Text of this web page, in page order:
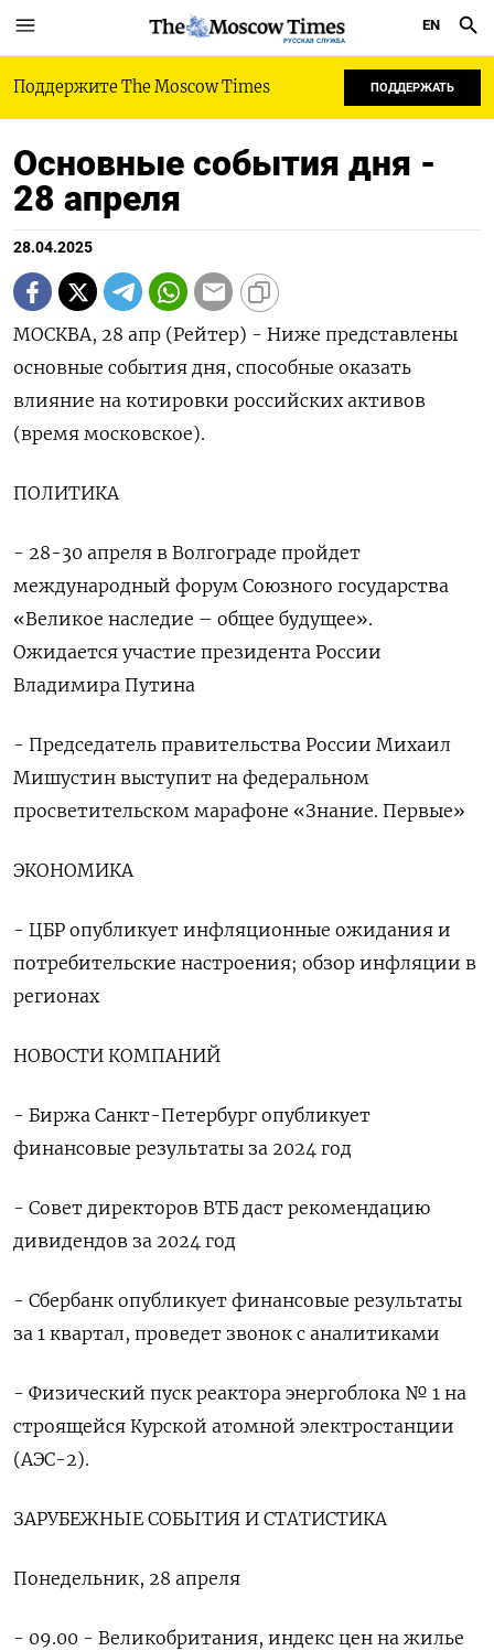
РУССКАЯ СЛУЖБА
EN
Поддержите The Moscow Times ПОДДЕРЖАТЬ
Основные события дня -
28 апреля
28.04.2025
МОСКВА, 28 апр (Рейтер) - Ниже представлены
основные события дня, способные оказать
влияние на котировки российских активов
(время московское).
ПОЛИТИКА
- 28-30 апреля в Волгограде пройдет
международный форум Союзного государства
«Великое наследие – общее будущее».
Ожидается участие президента России
Владимира Путина
- Председатель правительства России Михаил
Мишустин выступит на федеральном
просветительском марафоне «Знание. Первые»
ЭКОНОМИКА
- ЦБР опубликует инфляционные ожидания и
потребительские настроения; обзор инфляции в
регионах
НОВОСТИ КОМПАНИЙ
- Биржа Санкт-Петербург опубликует
финансовые результаты за 2024 год
- Совет директоров ВТБ даст рекомендацию
дивидендов за 2024 год
- Сбербанк опубликует финансовые результаты
за 1 квартал, проведет звонок с аналитиками
- Физический пуск реактора энергоблока № 1 на
строящейся Курской атомной электростанции
(АЭС-2).
ЗАРУБЕЖНЫЕ СОБЫТИЯ И СТАТИСТИКА
Понедельник, 28 апреля
- 09.00 - Великобритания, индекс цен на жилье